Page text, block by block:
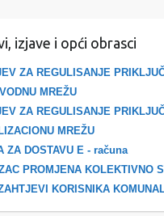
izjave i opći obrasci
ZA REGULISANJE
MREŽU
ZA REGULISANJE
MREŽU
ZA DOSTAVU E - računa
PROMJENA KOLEKTIVNO
KORISNIKA